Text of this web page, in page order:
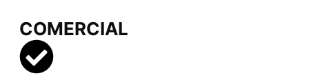
COMERCIAL